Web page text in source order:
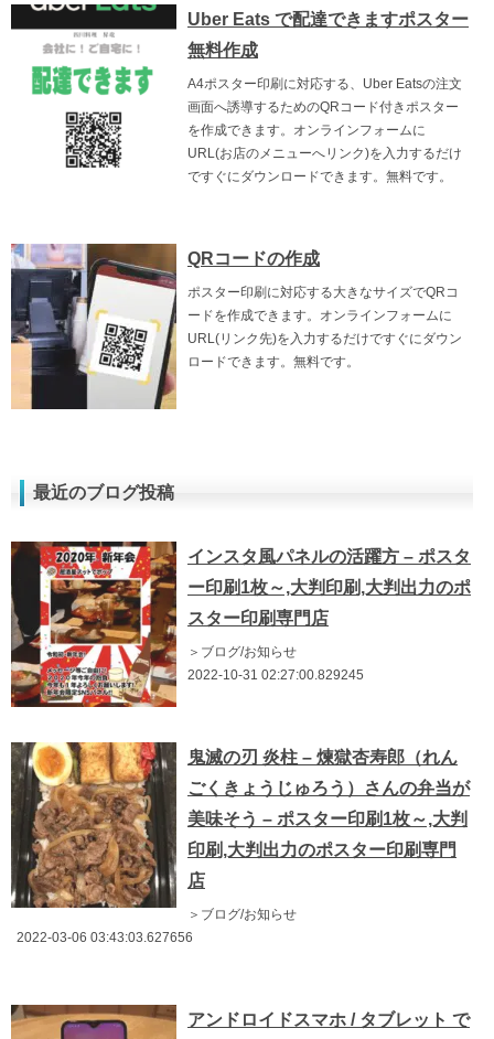
Uber Eats で配達できますポスター
無料作成
A4ポスター印刷に対応する、Uber Eatsの注文
画面へ誘導するためのQRコード付きポスター
を作成できます。オンラインフォームに
URL(お店のメニューへリンク)を入力するだけ
ですぐにダウンロードできます。無料です。
QRコードの作成
ポスター印刷に対応する大きなサイズでQRコ
ードを作成できます。オンラインフォームに
URL(リンク先)を入力するだけですぐにダウン
ロードできます。無料です。
最近のブログ投稿
インスタ風パネルの活躍方 – ポスタ
ー印刷1枚～,大判印刷,大判出力のポ
スター印刷専門店
＞ブログ/お知らせ
2022-10-31 02:27:00.829245
鬼滅の刃 炎柱 – 煉獄杏寿郎（れん
ごくきょうじゅろう）さんの弁当が
美味そう – ポスター印刷1枚～,大判
印刷,大判出力のポスター印刷専門
店
＞ブログ/お知らせ
2022-03-06 03:43:03.627656
アンドロイドスマホ / タブレット で